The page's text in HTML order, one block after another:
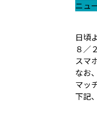
ニュ
日頃
８／
スマ
なお
マッ
下記